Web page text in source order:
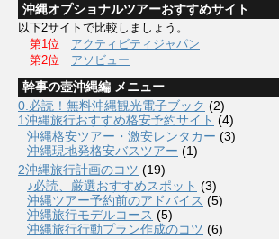
沖縄オプショナルツアーおすすめサイト
以下2サイトで比較しましょう。
第1位
アクティビティジャパン
第2位
アソビュー
幹事の壺沖縄編 メニュー
0.必読！無料沖縄観光電子ブック (2)
1沖縄旅行おすすめ格安予約サイト (4)
沖縄格安ツアー・激安レンタカー (3)
沖縄現地発格安バスツアー (1)
2沖縄旅行計画のコツ (19)
♪必読、厳選おすすめスポット (3)
沖縄ツアー予約前のアドバイス (5)
沖縄旅行モデルコース (5)
沖縄旅行行動プラン作成のコツ (6)